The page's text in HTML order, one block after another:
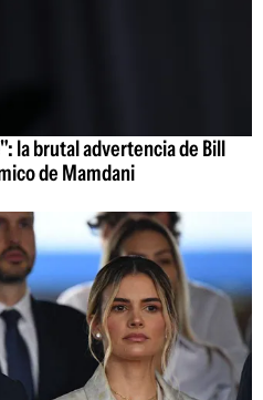
la brutal advertencia de Bill
de Mamdani